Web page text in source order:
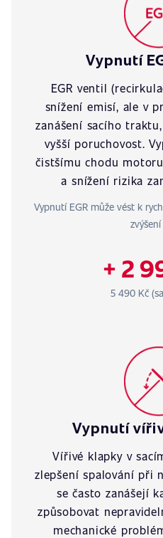
Vypnutí
EGR ventil
snížení emisí, ale v
zanášení sacího
vyšší poruchovost.
čistšímu chodu
a snížení rizika
Vypnutí EGR může vést k
+ 2
5 490 Kč
Vypnutí
Vířivé klapky v
zlepšení spalování při
se často zanášejí
způsobovat
mechanické